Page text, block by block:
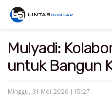
Mulyadi:
untuk Bangun
Minggu, 31 Mei 2026 | 15:27